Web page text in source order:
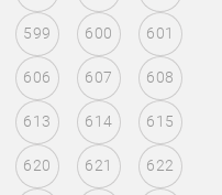
599 600 601
606 607 608
613 614 615
620 621 622